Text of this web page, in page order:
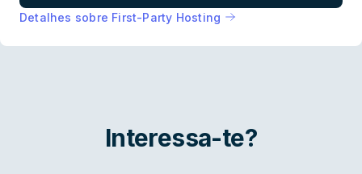
Detalhes sobre First-Party Hosting
Interessa-te?